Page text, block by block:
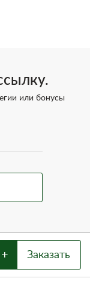
или бонусы
+ Заказать